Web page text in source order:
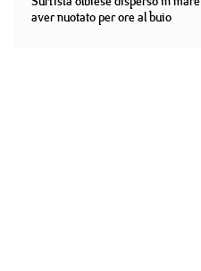
aver nuotato per ore al buio